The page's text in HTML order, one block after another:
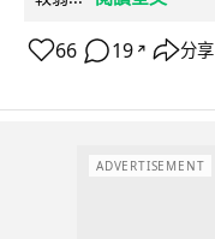
66 19 ↗ 分享
ADVERTISEMENT